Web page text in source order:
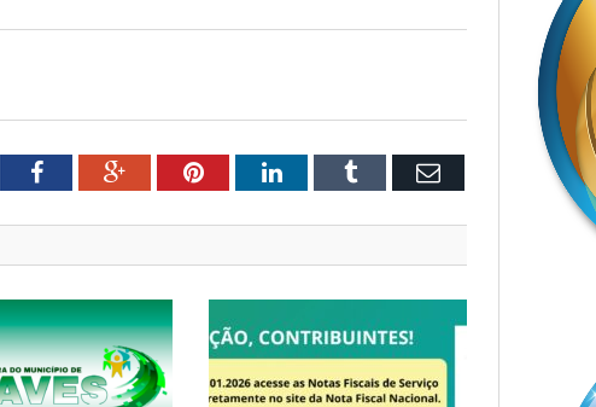
FacebookGoogle+PinterestLinkedInTumblr Email